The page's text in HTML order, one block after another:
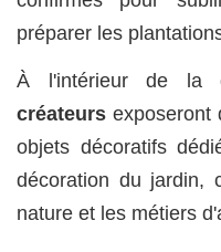
préparer les
À l'intérieur de la
créateurs exposeront
objets décoratifs
décoration du jardin,
nature et les métiers